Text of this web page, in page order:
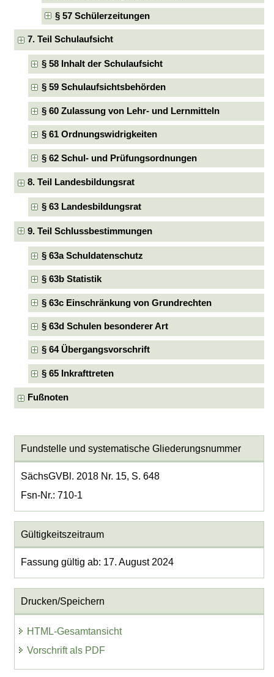
§ 57 Schülerzeitungen
7. Teil Schulaufsicht
§ 58 Inhalt der Schulaufsicht
§ 59 Schulaufsichtsbehörden
§ 60 Zulassung von Lehr- und Lernmitteln
§ 61 Ordnungswidrigkeiten
§ 62 Schul- und Prüfungsordnungen
8. Teil Landesbildungsrat
§ 63 Landesbildungsrat
9. Teil Schlussbestimmungen
§ 63a Schuldatenschutz
§ 63b Statistik
§ 63c Einschränkung von Grundrechten
§ 63d Schulen besonderer Art
§ 64 Übergangsvorschrift
§ 65 Inkrafttreten
Fußnoten
Fundstelle und systematische Gliederungsnummer
SächsGVBl. 2018 Nr. 15, S. 648
Fsn-Nr.: 710-1
Gültigkeitszeitraum
Fassung gültig ab: 17. August 2024
Drucken/Speichern
HTML-Gesamtansicht
Vorschrift als PDF